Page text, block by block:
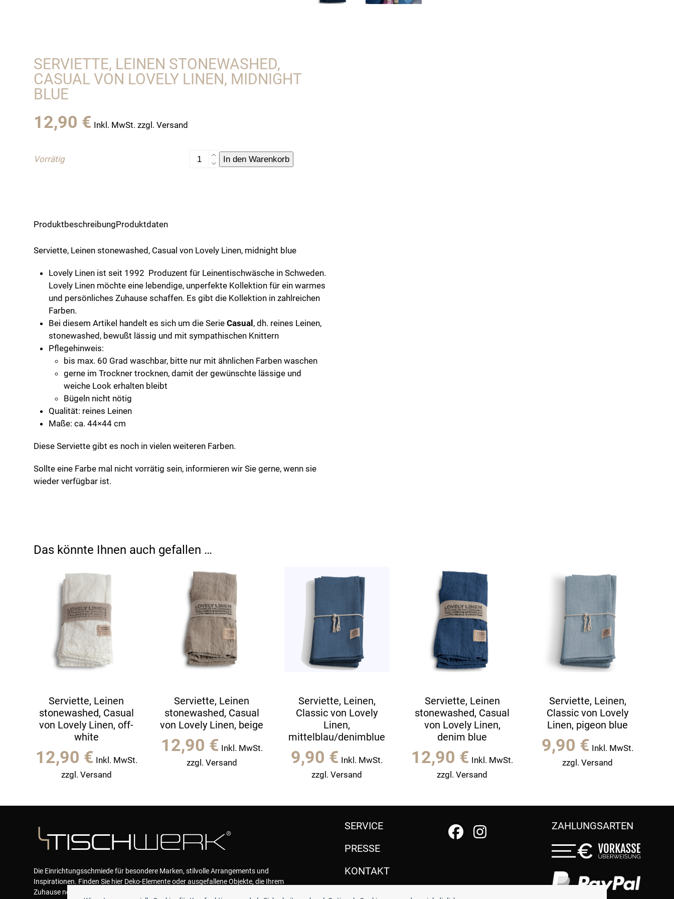
SERVIETTE, LEINEN STONEWASHED,
CASUAL VON LOVELY LINEN, MIDNIGHT
BLUE
12,90 € Inkl. MwSt. zzgl. Versand
Vorrätig
Serviette,
blue
Menge
In den Warenkorb
ProduktbeschreibungProduktdaten
Serviette, Leinen stonewashed, Casual von Lovely Linen, midnight blue
Lovely Linen ist seit 1992 Produzent für Leinentischwäsche in Schweden.
Lovely Linen möchte eine lebendige, unperfekte Kollektion für ein warmes
und persönliches Zuhause schaffen. Es gibt die Kollektion in zahlreichen
Farben.
Bei diesem Artikel handelt es sich um die SerieCasual , dh. reines Leinen,
stonewashed, bewußt lässig und mit sympathischen Knittern
Pflegehinweis:
bis max. 60 Grad waschbar, bitte nur mit ähnlichen Farben waschen
gerne im Trockner trocknen, damit der gewünschte lässige und
weiche Look erhalten bleibt
Bügeln nicht nötig
Qualität: reines Leinen
Maße: ca. 44×44 cm
Diese Serviette gibt es noch in vielen weiteren Farben.
Sollte eine Farbe mal nicht vorrätig sein, informieren wir Sie gerne, wenn sie
wieder verfügbar ist.
Das könnte Ihnen auch gefallen …
Serviette, Leinen
stonewashed, Casual
von Lovely Linen, off-
white
12,90 € Inkl. MwSt.
zzgl. Versand
Serviette, Leinen
stonewashed, Casual
von Lovely Linen, beige
12,90 € Inkl. MwSt.
zzgl. Versand
Serviette, Leinen,
Classic von Lovely
Linen,
mittelblau/denimblue
9,90 € Inkl. MwSt.
zzgl. Versand
Serviette, Leinen
stonewashed, Casual
von Lovely Linen,
denim blue
12,90 € Inkl. MwSt.
zzgl. Versand
Serviette, Leinen,
Classic von Lovely
Linen, pigeon blue
9,90 € Inkl. MwSt.
zzgl. Versand
Die Einrichtungsschmiede für besondere Marken, stilvolle Arrangements und
Inspirationen. Finden Sie hier Deko-Elemente oder ausgefallene Objekte, die Ihrem
Zuhause neue Akzente geben und das Wohlfühlen garantieren.
SERVICE
PRESSE
KONTAKT
ZAHLUNGSARTEN